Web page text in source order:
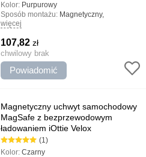
Kolor: Purpurowy
Sposób montażu: Magnetyczny,
uniwersalny
Najważniejsze cechy:
Minimalistyczny design, Wygodny stojak
więcej
107,82zł
chwilowy brak
Powiadomić
Magnetyczny uchwyt samochodowy
MagSafe z bezprzewodowym
ładowaniem iOttie Velox
(1)
Kolor:Czarny